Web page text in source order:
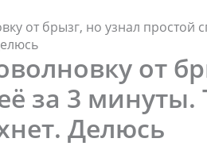
от брызг, но узнал простой
от
за 3 минуты.
Делюсь